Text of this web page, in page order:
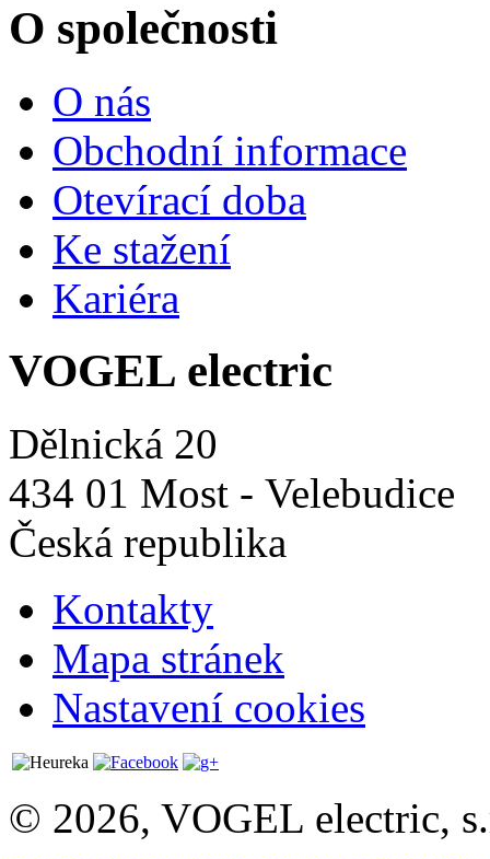
O společnosti
O nás
Obchodní informace
Otevírací doba
Ke stažení
Kariéra
VOGEL electric
Dělnická 20
434 01 Most - Velebudice
Česká republika
Kontakty
Mapa stránek
Nastavení cookies
© 2026, VOGEL electric,